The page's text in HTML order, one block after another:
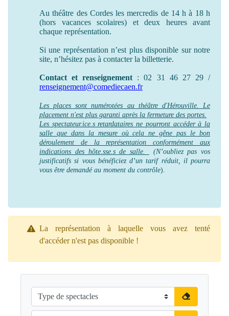
Au théâtre des Cordes les mercredis de 14 h à 18 h
(hors vacances scolaires) et deux heures avant
chaque représentation.
Si une représentation n’est plus disponible sur notre
site, n’hésitez pas à contacter la billetterie.
Contact et renseignement : 02 31 46 27 29 /
renseignement@comediecaen.fr
Les places sont numérotées au théâtre d'Hérouville. Le
placement n'est plus garanti après la fermeture des portes.
Les spectateur.ice.s retardataires ne pourront accéder à la
salle que dans la mesure où cela ne gêne pas le bon
déroulement de la représentation conformément aux
indications des hôte.sse.s de salle.
(N’oubliez pas vos
justificatifs si vous bénéficiez d’un tarif réduit, il pourra
vous être demandé au moment du contrôle).
La représentation à laquelle vous avez tenté
d'accéder n'est pas disponible !